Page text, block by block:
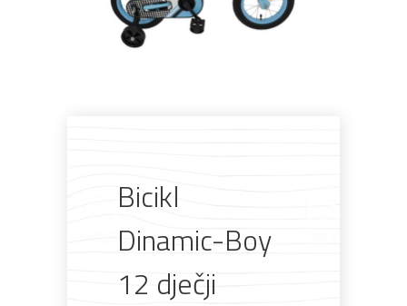
materijali pribor okućnica
Bicikl
Dinamic-Boy
12 dječji